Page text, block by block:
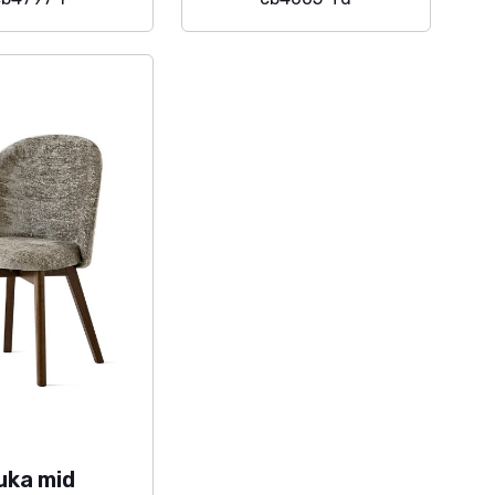
mid